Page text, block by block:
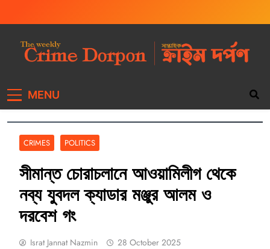
The Weekly Crime
Dorpon
MENU
CRIMES POLITICS
সীমান্ত চোরাচলানে আওয়ামিলীগ থেকে
নব্য যুবদল ক্যাডার মঞ্জুর আলম ও
দরবেশ গং
Israt Jannat Nazmin 28 October 2025